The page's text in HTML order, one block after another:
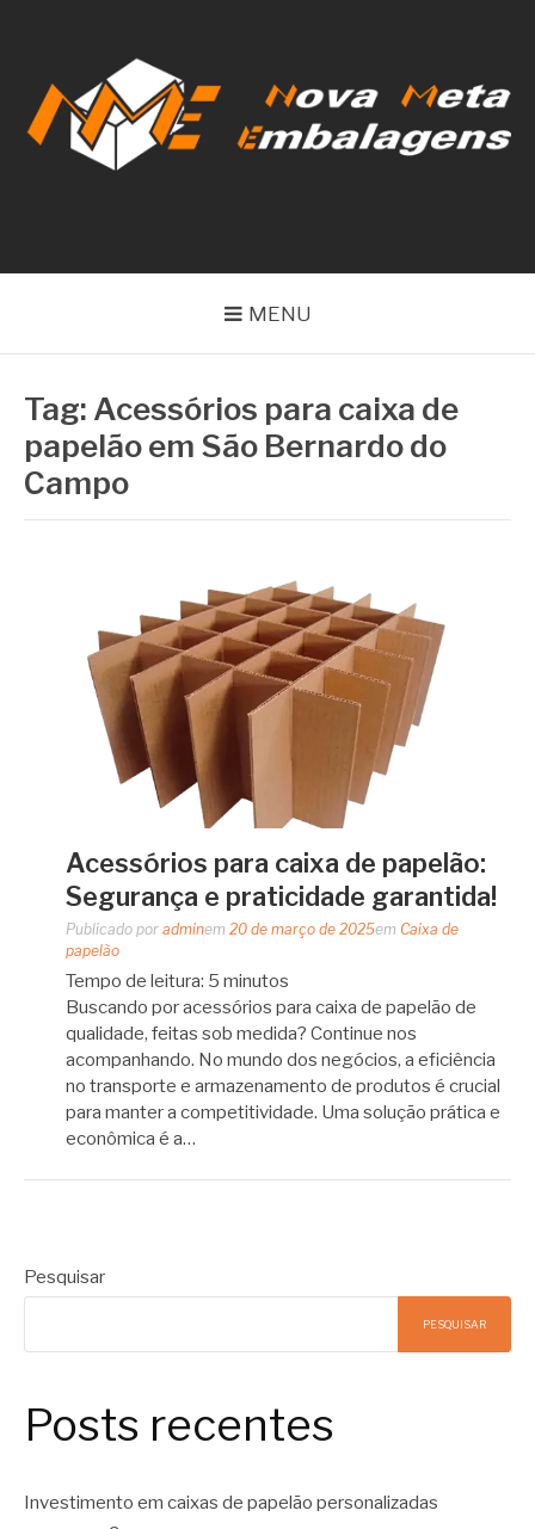
conteúdo
MENU
Tag: Acessórios para caixa de
papelão em São Bernardo do
Campo
Acessórios para caixa de papelão:
Segurança e praticidade garantida!
Publicado por adminem 20 de março de 2025em Caixa de
papelão
Tempo de leitura: 5 minutos
Buscando por acessórios para caixa de papelão de
qualidade, feitas sob medida? Continue nos
acompanhando. No mundo dos negócios, a eficiência
no transporte e armazenamento de produtos é crucial
para manter a competitividade. Uma solução prática e
econômica é a…
Pesquisar
PESQUISAR
Posts recentes
Investimento em caixas de papelão personalizadas